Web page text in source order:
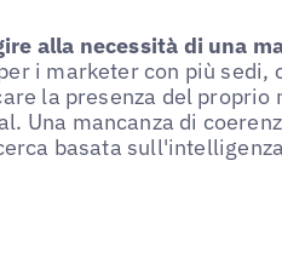
alla necessità di una
i marketer con più
la presenza del proprio
Una mancanza di
basata